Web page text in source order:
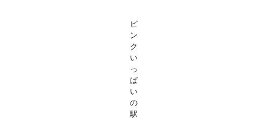
ピ
ン
ク
い
っ
ぱ
い
の
駅